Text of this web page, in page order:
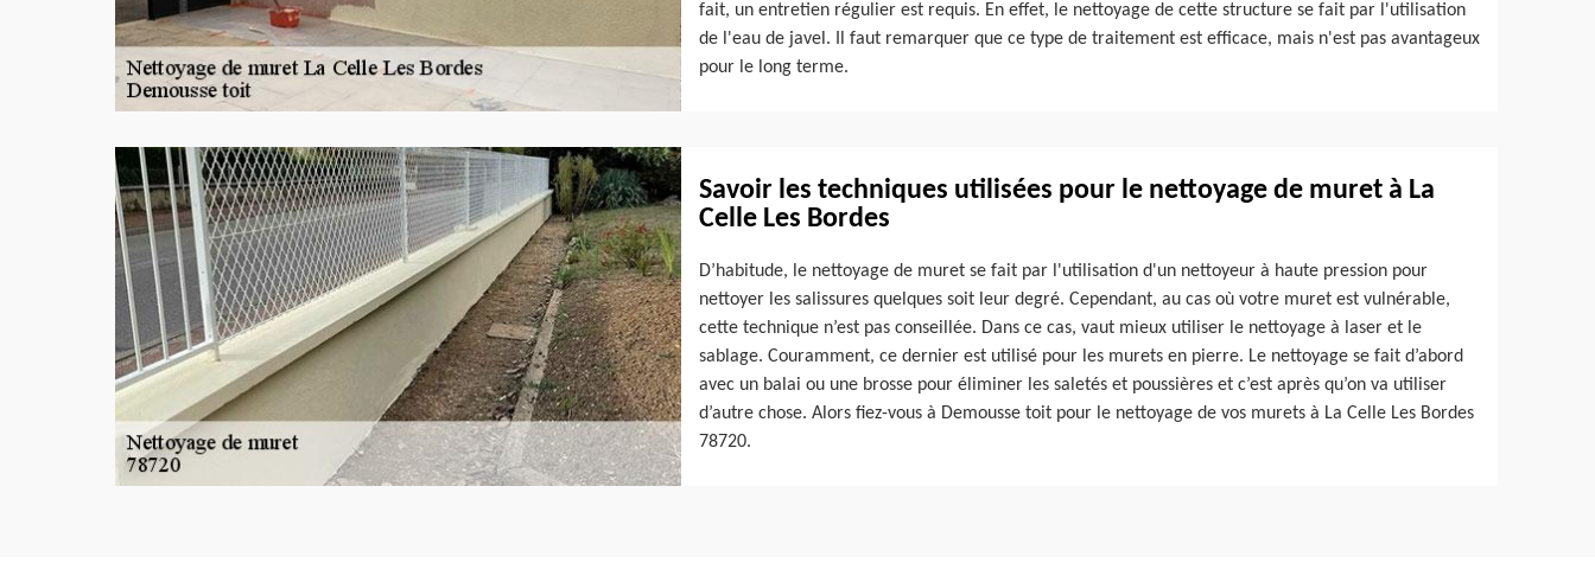
fait, un entretien régulier est requis. En effet, le nettoyage de cette structure se fait par l'utilisation
de l'eau de javel. Il faut remarquer que ce type de traitement est efficace, mais n'est pas avantageux
pour le long terme.
Savoir les techniques utilisées pour le nettoyage de muret à La
Celle Les Bordes
D’habitude, le nettoyage de muret se fait par l'utilisation d'un nettoyeur à haute pression pour
nettoyer les salissures quelques soit leur degré. Cependant, au cas où votre muret est vulnérable,
cette technique n’est pas conseillée. Dans ce cas, vaut mieux utiliser le nettoyage à laser et le
sablage. Couramment, ce dernier est utilisé pour les murets en pierre. Le nettoyage se fait d’abord
avec un balai ou une brosse pour éliminer les saletés et poussières et c’est après qu’on va utiliser
d’autre chose. Alors fiez-vous à Demousse toit pour le nettoyage de vos murets à La Celle Les Bordes
78720.